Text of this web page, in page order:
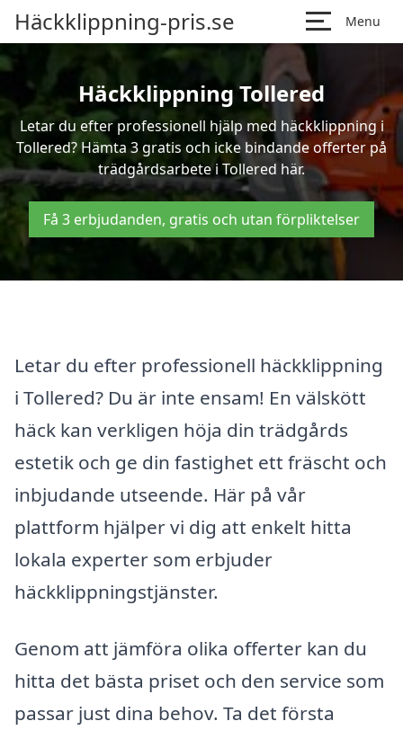
Häckklippning-pris.se Menu
Häckklippning Tollered
Letar du efter professionell hjälp med häckklippning i
Tollered? Hämta 3 gratis och icke bindande offerter på
trädgårdsarbete i Tollered här.
Få 3 erbjudanden, gratis och utan förpliktelser
Letar du efter professionell häckklippning
i Tollered? Du är inte ensam! En välskött
häck kan verkligen höja din trädgårds
estetik och ge din fastighet ett fräscht och
inbjudande utseende. Här på vår
plattform hjälper vi dig att enkelt hitta
lokala experter som erbjuder
häckklippningstjänster.
Genom att jämföra olika offerter kan du
hitta det bästa priset och den service som
passar just dina behov. Ta det första